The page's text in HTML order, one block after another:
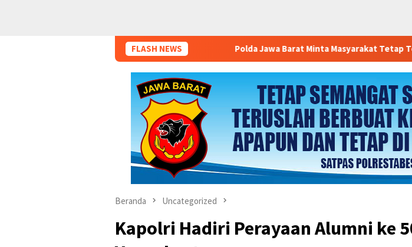
FLASH NEWS
Polda Jawa Barat Minta Masyarakat Tetap Tertib Berlalu Lintas
Beranda Uncategorized
Kapolri Hadiri Perayaan Alumni ke